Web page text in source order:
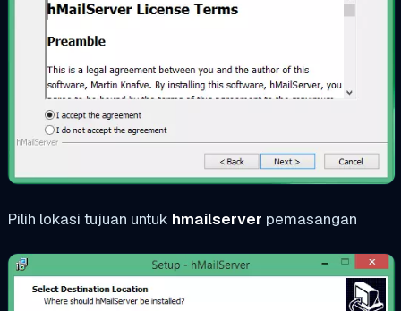
Pilih lokasi tujuan untuk hmailserver pemasangan